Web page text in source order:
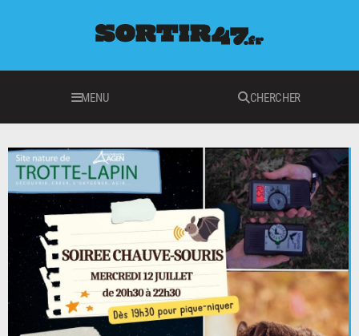
MENU CHERCHER